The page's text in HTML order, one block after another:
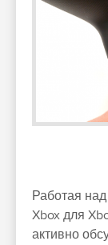
Работая
Xbox для
активно